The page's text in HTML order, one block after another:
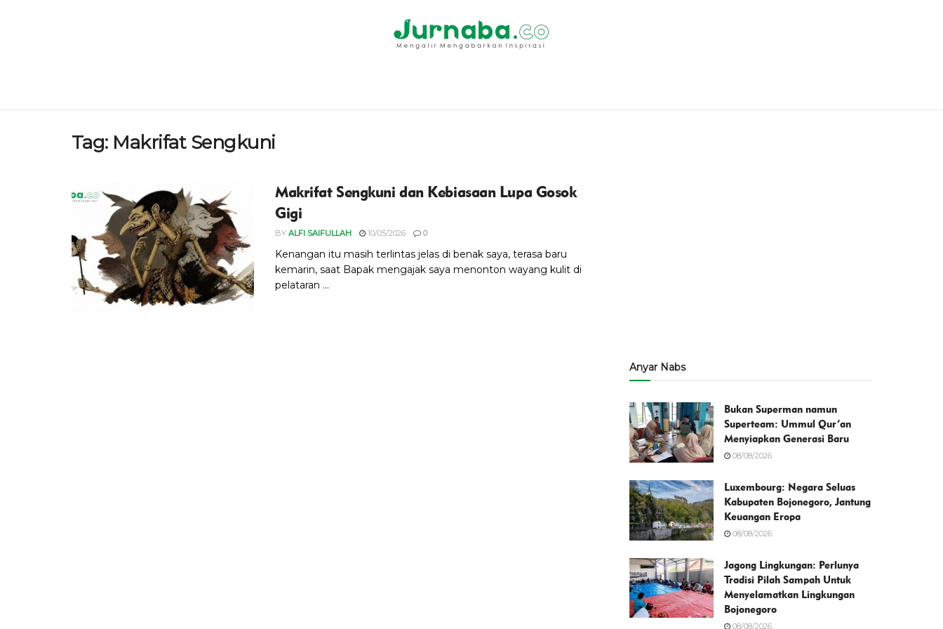
Tag: Makrifat Sengkuni
Makrifat Sengkuni dan Kebiasaan Lupa Gosok
Gigi
BY ALFI SAIFULLAH 10/05/2026 0
Kenangan itu masih terlintas jelas di benak saya, terasa baru
kemarin, saat Bapak mengajak saya menonton wayang kulit di
pelataran ...
Anyar Nabs
Bukan Superman namun
Superteam: Ummul Qur’an
Menyiapkan Generasi Baru
08/08/2026
Luxembourg: Negara Seluas
Kabupaten Bojonegoro, Jantung
Keuangan Eropa
08/08/2026
Jagong Lingkungan: Perlunya
Tradisi Pilah Sampah Untuk
Menyelamatkan Lingkungan
Bojonegoro
08/08/2026